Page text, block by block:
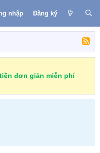
nhập Đăng ký
đơn giản miễn phí